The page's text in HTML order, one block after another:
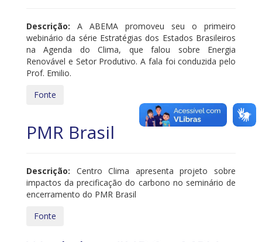
Descrição: A ABEMA promoveu seu o primeiro
webinário da série Estratégias dos Estados Brasileiros
na Agenda do Clima, que falou sobre Energia
Renovável e Setor Produtivo. A fala foi conduzida pelo
Prof. Emilio.
Fonte
PMR Brasil
Descrição: Centro Clima apresenta projeto sobre
impactos da precificação do carbono no seminário de
encerramento do PMR Brasil
Fonte